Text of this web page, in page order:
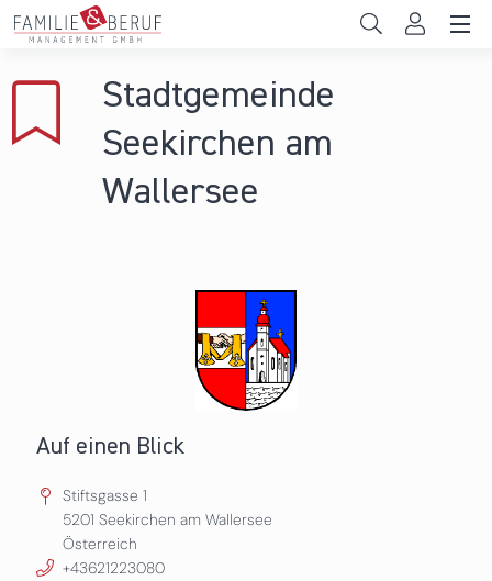
Direkt zum Inhalt
Gemeinden
Hochschulen
Stadtgemeinde
Seekirchen am
Wallersee
Auf einen Blick
Stiftsgasse 1
5201 Seekirchen am Wallersee
Österreich
+43621223080